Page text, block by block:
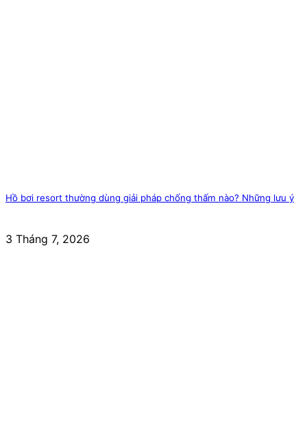
Hồ bơi resort thường dùng giải pháp chống thấm nào? Những lưu ý
3 Tháng 7, 2026